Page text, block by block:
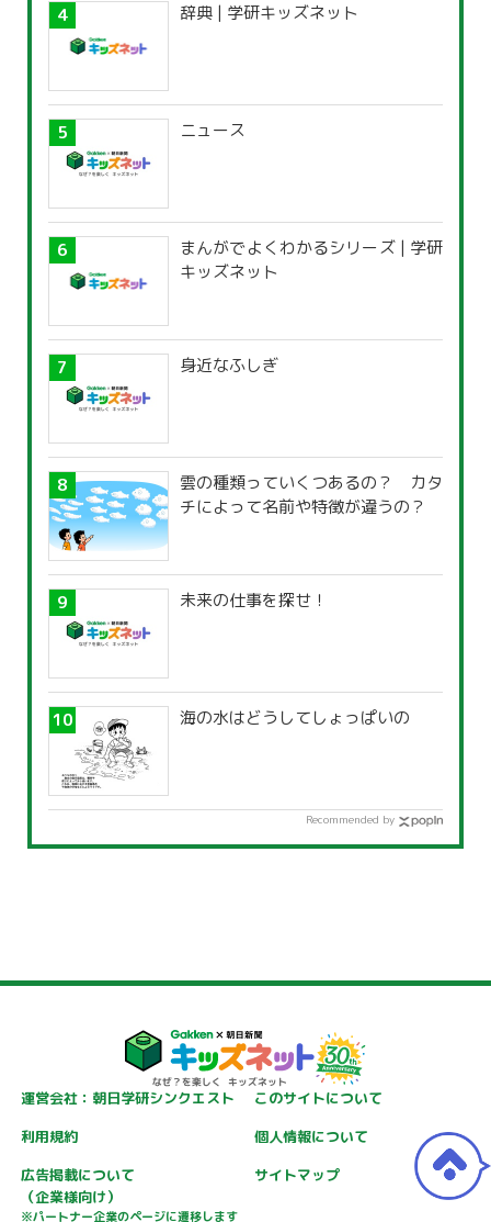
辞典 | 学研キッズネット
ニュース
まんがでよくわかるシリーズ | 学研
キッズネット
身近なふしぎ
雲の種類っていくつあるの？ カタ
チによって名前や特徴が違うの？
未来の仕事を探せ！
海の水はどうしてしょっぱいの
Recommended by
運営会社：朝日学研シンクエスト
このサイトについて
利用規約
個人情報について
広告掲載について
（企業様向け）
※パートナー企業のページに遷移します
サイトマップ